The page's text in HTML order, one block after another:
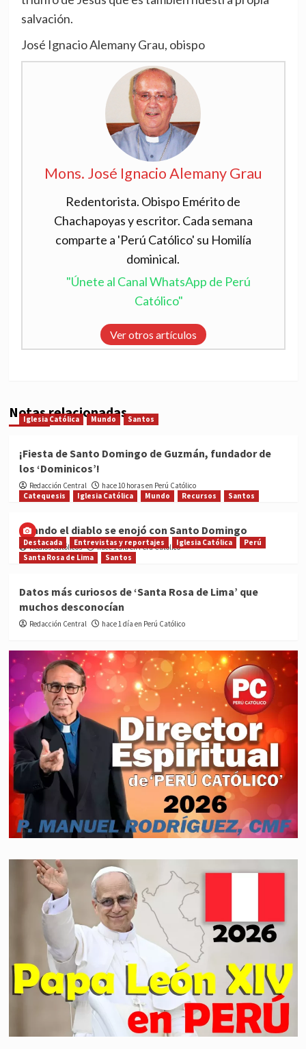
salvación.
José Ignacio Alemany Grau, obispo
Mons. José Ignacio Alemany Grau
Redentorista. Obispo Emérito de
Chachapoyas y escritor. Cada semana
comparte a 'Perú Católico' su Homilía
dominical.
"Únete al Canal WhatsApp de Perú
Católico"
Ver otros artículos
Notas relacionadas
Iglesia Católica Mundo Santos
¡Fiesta de Santo Domingo de Guzmán, fundador de
los ‘Dominicos’!
Redacción Central
hace 10 horas en Perú Católico
Catequesis
Iglesia Católica Mundo Recursos Santos
Cuando el diablo se enojó con Santo Domingo
Medios Católicos hace 1 día en Perú Católico
Destacada Entrevistas y reportajes Iglesia Católica
Perú
Santa Rosa de Lima
Santos
Datos más curiosos de ‘Santa Rosa de Lima’ que
muchos desconocían
Redacción Central hace 1 día en Perú Católico